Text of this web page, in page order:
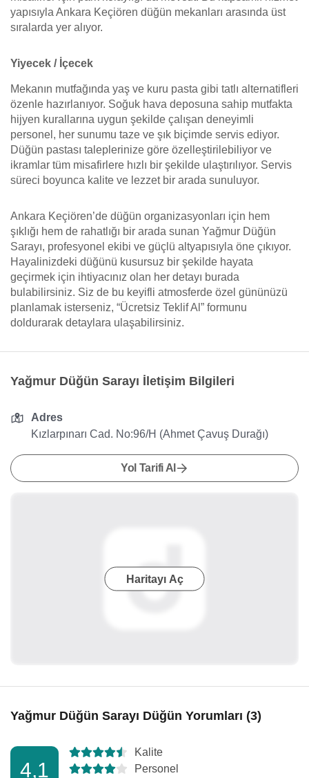
yapısıyla Ankara Keçiören düğün mekanları arasında üst
sıralarda yer alıyor.
Yiyecek / İçecek
Mekanın mutfağında yaş ve kuru pasta gibi tatlı alternatifleri
özenle hazırlanıyor. Soğuk hava deposuna sahip mutfakta
hijyen kurallarına uygun şekilde çalışan deneyimli
personel, her sunumu taze ve şık biçimde servis ediyor.
Düğün pastası taleplerinize göre özelleştirilebiliyor ve
ikramlar tüm misafirlere hızlı bir şekilde ulaştırılıyor. Servis
süreci boyunca kalite ve lezzet bir arada sunuluyor.
Ankara Keçiören’de düğün organizasyonları için hem
şıklığı hem de rahatlığı bir arada sunan Yağmur Düğün
Sarayı, profesyonel ekibi ve güçlü altyapısıyla öne çıkıyor.
Hayalinizdeki düğünü kusursuz bir şekilde hayata
geçirmek için ihtiyacınız olan her detayı burada
bulabilirsiniz. Siz de bu keyifli atmosferde özel gününüzü
planlamak isterseniz, “Ücretsiz Teklif Al” formunu
doldurarak detaylara ulaşabilirsiniz.
Yağmur Düğün Sarayı İletişim Bilgileri
Adres
Kızlarpınarı Cad. No:96/H (Ahmet Çavuş Durağı)
Yol Tarifi Al
Haritayı Aç
Yağmur Düğün Sarayı Düğün Yorumları (3)
4,1
Kalite
Personel